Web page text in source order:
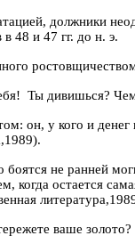
должники
48 и 47 гг. до н. э.
Ты дивишься?
он, у кого и
боятся не ранней
когда остается
ваше